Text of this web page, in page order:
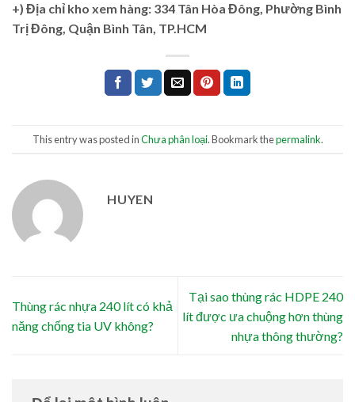
+) Địa chỉ kho xem hàng: 334 Tân Hòa Đông, Phường Bình
Trị Đông, Quận Bình Tân, TP.HCM
This entry was posted inChưa phân loại. Bookmark thepermalink.
HUYEN
Thùng rác nhựa 240 lít có khả
năng chống tia UV không?
Tại sao thùng rác HDPE 240
lít được ưa chuộng hơn thùng
nhựa thông thường?